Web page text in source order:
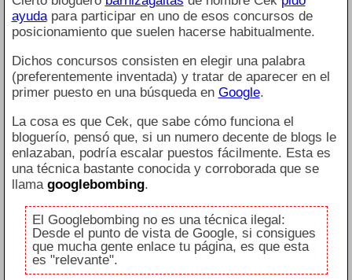
ayudapara participar en uno de esos concursos de
posicionamiento que suelen hacerse habitualmente.
Dichos concursos consisten en elegir una palabra
(preferentemente inventada) y tratar de aparecer en el
primer puesto en una búsqueda en Google.
La cosa es que Cek, que sabe cómo funciona el
bloguerío, pensó que, si un numero decente de blogs le
enlazaban, podría escalar puestos fácilmente. Esta es
una técnica bastante conocida y corroborada que se
llama googlebombing.
El Googlebombing no es una técnica ilegal:
Desde el punto de vista de Google, si consigues
que mucha gente enlace tu página, es que esta
es "relevante".